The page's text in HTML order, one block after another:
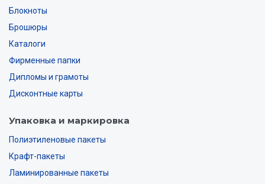
Блокноты
Брошюры
Каталоги
Фирменные папки
Дипломы и грамоты
Дисконтные карты
Упаковка и маркировка
Полиэтиленовые пакеты
Крафт-пакеты
Ламинированные пакеты